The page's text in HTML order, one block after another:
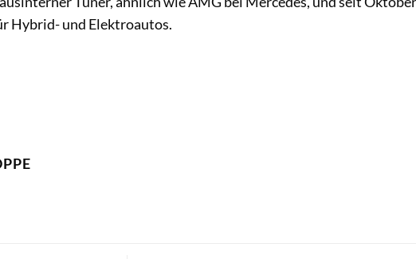
Hybrid- und Elektroautos.